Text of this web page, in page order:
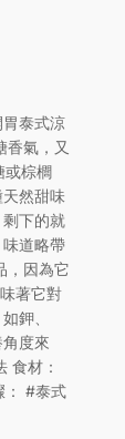
泰式涼
香氣，又
或棕櫚
然甜味
下的就
道略帶
，因為它
著它對
鉀、
度來
食材：
： #泰式